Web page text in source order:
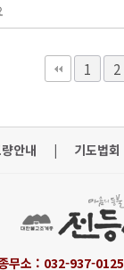
1 2
안내 | 기도법회
무소 : 032-937-0125